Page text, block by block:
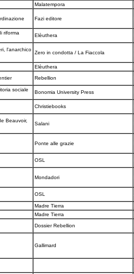
Malatempora
Fazi editore
riforma
Elèuthera
l'anarchico
Zero in condotta / La Fiaccola
Elèuthera
Rebellion
sociale
Bonomia University Press
Christiebooks
Beauvoir,
Salani
Ponte alle grazie
OSL
Mondadori
OSL
Madre Tierra
Madre Tierra
Dossier Rebellion
Gallimard